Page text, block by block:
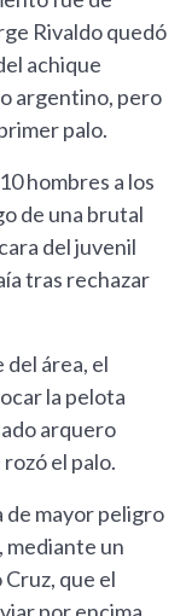
Rivaldo quedó
achique
argentino, pero
palo.
hombres a los
de una brutal
del juvenil
tras rechazar
área, el
la pelota
arquero
el palo.
de mayor peligro
mediante un
que el